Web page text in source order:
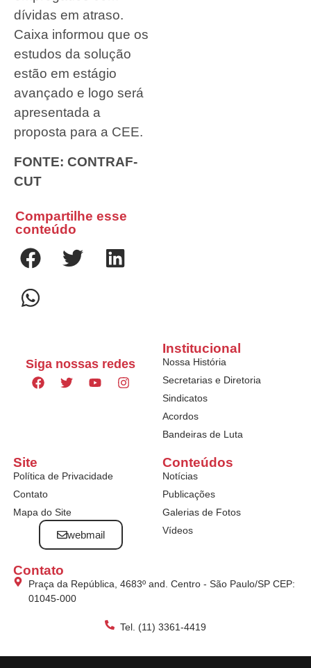
dívidas em atraso.
Caixa informou que os
estudos da solução
estão em estágio
avançado e logo será
apresentada a
proposta para a CEE.
FONTE: CONTRAF-
CUT
Compartilhe esse
conteúdo
Siga nossas redes
Institucional
Nossa História
Secretarias e Diretoria
Sindicatos
Acordos
Bandeiras de Luta
Site
Política de Privacidade
Contato
Mapa do Site
webmail
Conteúdos
Notícias
Publicações
Galerias de Fotos
Vídeos
Contato
Praça da República, 4683º and. Centro - São Paulo/SP CEP:
01045-000
Tel. (11) 3361-4419